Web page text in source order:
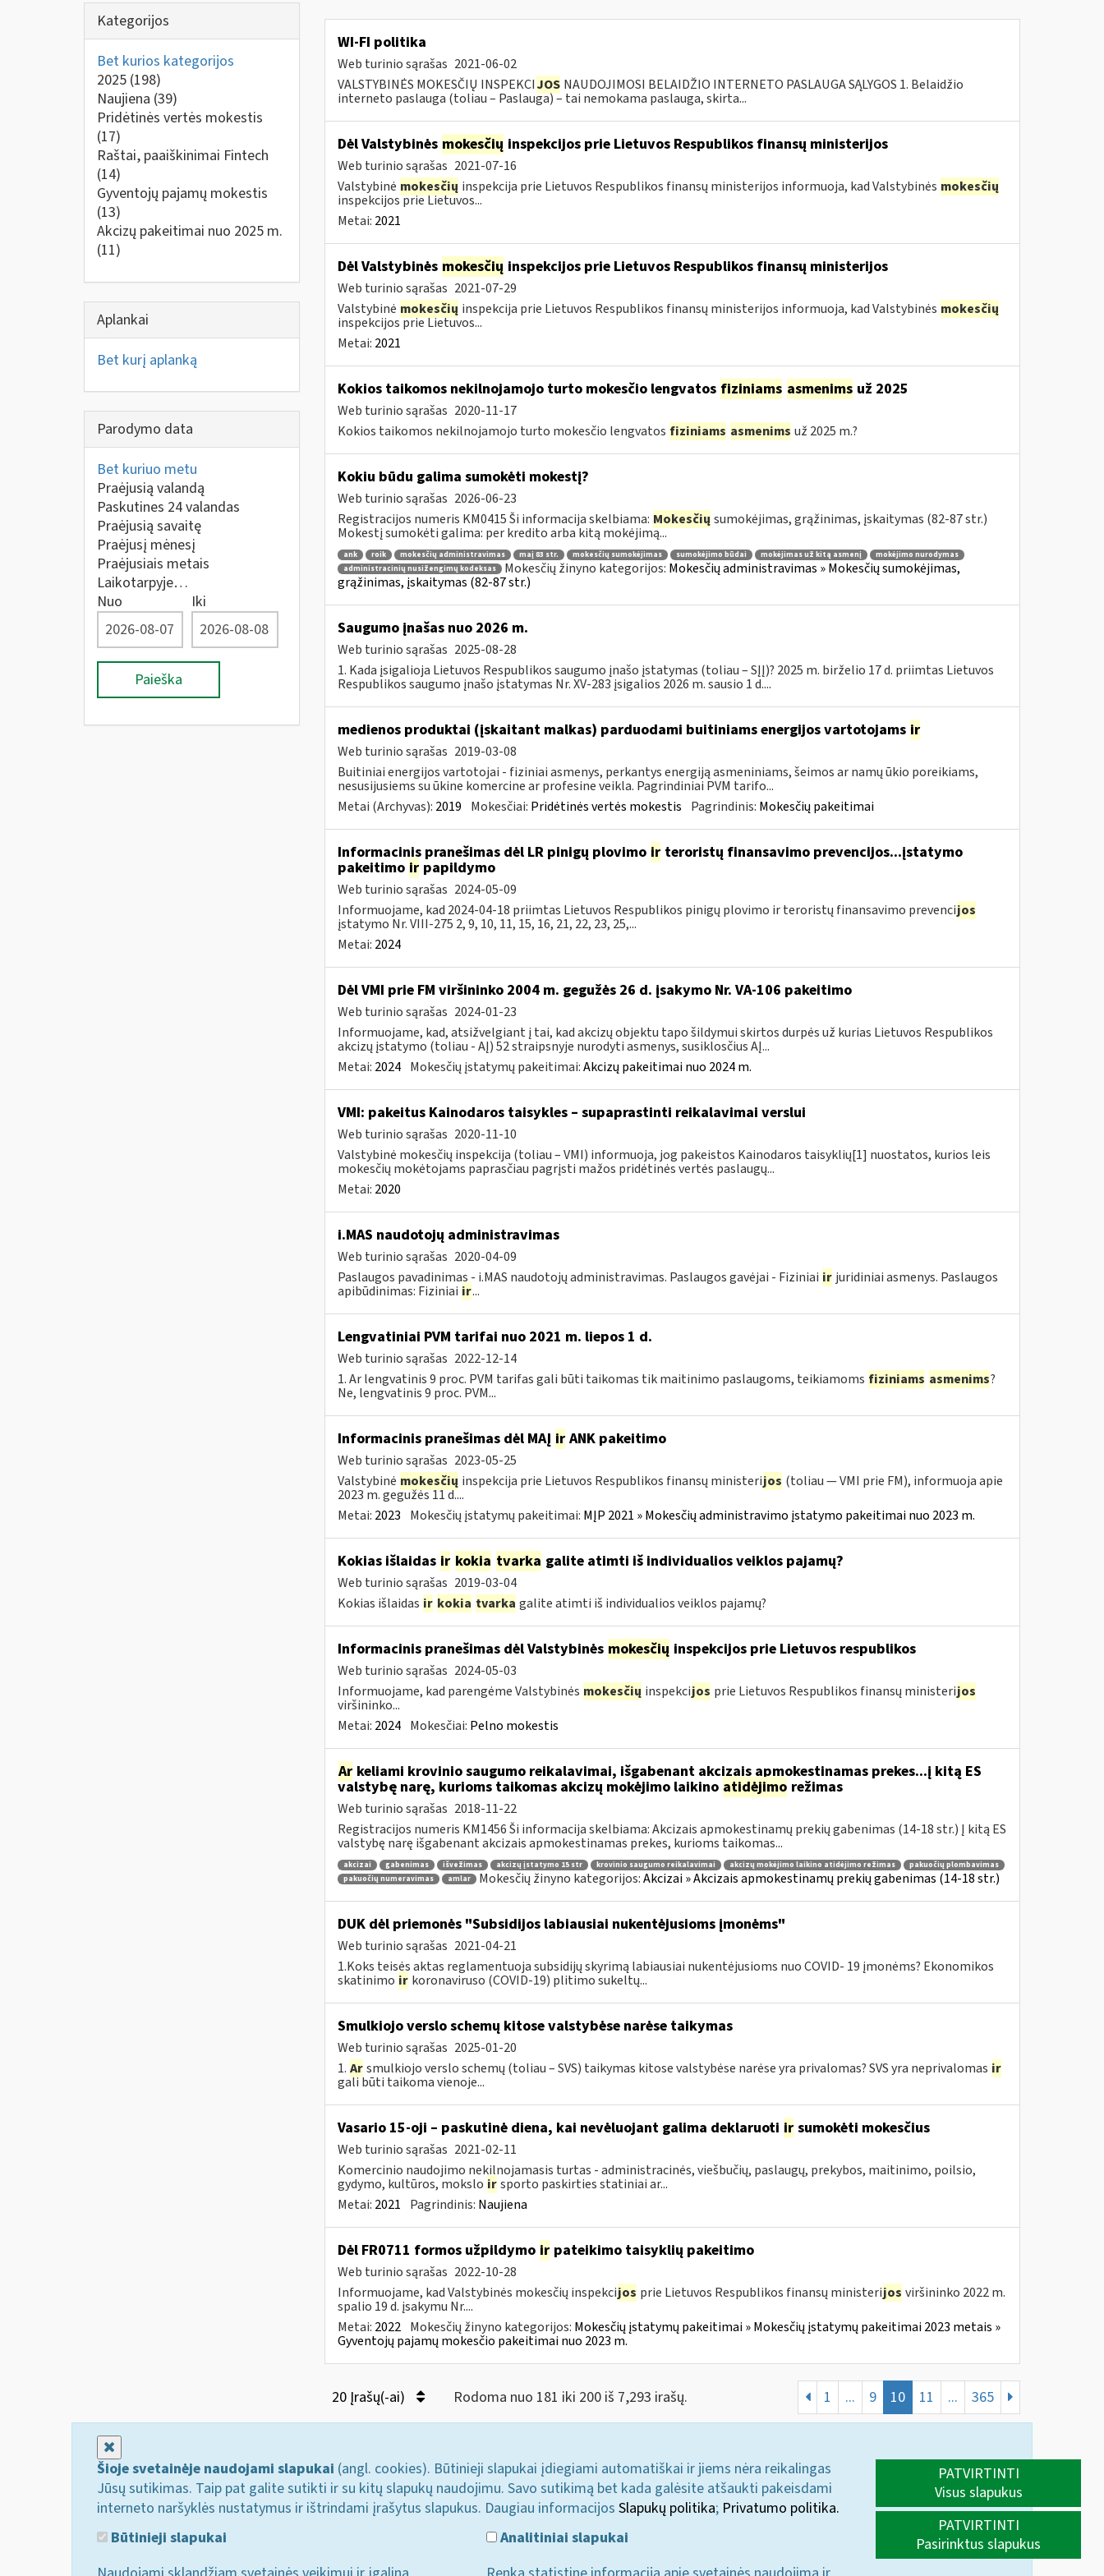
Kategorijos
Bet kurios kategorijos
2025 (198)
Naujiena (39)
Pridėtinės vertės mokestis
(17)
Raštai, paaiškinimai Fintech
(14)
Gyventojų pajamų mokestis
(13)
Akcizų pakeitimai nuo 2025 m.
(11)
Aplankai
Bet kurį aplanką
Parodymo data
Bet kuriuo metu
Praėjusią valandą
Paskutines 24 valandas
Praėjusią savaitę
Praėjusį mėnesį
Praėjusiais metais
Laikotarpyje…
Nuo
Iki
Paieška
WI-FI politika
Web turinio sąrašas 2021-06-02
VALSTYBINĖS MOKESČIŲ INSPEKCIJOS NAUDOJIMOSI BELAIDŽIO INTERNETO PASLAUGA SĄLYGOS 1. Belaidžio
interneto paslauga (toliau – Paslauga) – tai nemokama paslauga, skirta...
Dėl Valstybinės mokesčių inspekcijos prie Lietuvos Respublikos finansų ministerijos
Web turinio sąrašas 2021-07-16
Valstybinė mokesčių inspekcija prie Lietuvos Respublikos finansų ministerijos informuoja, kad Valstybinės mokesčių
inspekcijos prie Lietuvos...
Metai: 2021
Dėl Valstybinės mokesčių inspekcijos prie Lietuvos Respublikos finansų ministerijos
Web turinio sąrašas 2021-07-29
Valstybinė mokesčių inspekcija prie Lietuvos Respublikos finansų ministerijos informuoja, kad Valstybinės mokesčių
inspekcijos prie Lietuvos...
Metai: 2021
Kokios taikomos nekilnojamojo turto mokesčio lengvatos fiziniams asmenims už 2025
Web turinio sąrašas 2020-11-17
Kokios taikomos nekilnojamojo turto mokesčio lengvatos fiziniams asmenims už 2025 m.?
Kokiu būdu galima sumokėti mokestį?
Web turinio sąrašas 2026-06-23
Registracijos numeris KM0415 Ši informacija skelbiama: Mokesčių sumokėjimas, grąžinimas, įskaitymas (82-87 str.)
Mokestį sumokėti galima: per kredito arba kitą mokėjimą...
ank roik mokesčių administravimas maį 83 str. mokesčių sumokėjimas sumokėjimo būdai mokėjimas už kitą asmenį
mokėjimo nurodymas
administracinių nusižengimų kodeksas
Mokesčių žinyno kategorijos: Mokesčių administravimas » Mokesčių sumokėjimas,
grąžinimas, įskaitymas (82-87 str.)
Saugumo įnašas nuo 2026 m.
Web turinio sąrašas 2025-08-28
1. Kada įsigalioja Lietuvos Respublikos saugumo įnašo įstatymas (toliau – SĮĮ)? 2025 m. birželio 17 d. priimtas Lietuvos
Respublikos saugumo įnašo įstatymas Nr. XV-283 įsigalios 2026 m. sausio 1 d....
medienos produktai (įskaitant malkas) parduodami buitiniams energijos vartotojams ir
Web turinio sąrašas 2019-03-08
Buitiniai energijos vartotojai - fiziniai asmenys, perkantys energiją asmeniniams, šeimos ar namų ūkio poreikiams,
nesusijusiems su ūkine komercine ar profesine veikla. Pagrindiniai PVM tarifo...
Metai (Archyvas): 2019 Mokesčiai: Pridėtinės vertės mokestis Pagrindinis: Mokesčių pakeitimai
Informacinis pranešimas dėl LR pinigų plovimo irteroristų finansavimo prevencijos...įstatymo
pakeitimo irpapildymo
Web turinio sąrašas 2024-05-09
Informuojame, kad 2024-04-18 priimtas Lietuvos Respublikos pinigų plovimo ir teroristų finansavimo prevencijos
įstatymo Nr. VIII-275 2, 9, 10, 11, 15, 16, 21, 22, 23, 25,...
Metai: 2024
Dėl VMI prie FM viršininko 2004 m. gegužės 26 d. įsakymo Nr. VA-106 pakeitimo
Web turinio sąrašas 2024-01-23
Informuojame, kad, atsižvelgiant į tai, kad akcizų objektu tapo šildymui skirtos durpės už kurias Lietuvos Respublikos
akcizų įstatymo (toliau - AĮ) 52 straipsnyje nurodyti asmenys, susiklosčius AĮ...
Metai: 2024 Mokesčių įstatymų pakeitimai:Akcizų pakeitimai nuo 2024 m.
VMI: pakeitus Kainodaros taisykles – supaprastinti reikalavimai verslui
Web turinio sąrašas 2020-11-10
Valstybinė mokesčių inspekcija (toliau – VMI) informuoja, jog pakeistos Kainodaros taisyklių[1] nuostatos, kurios leis
mokesčių mokėtojams paprasčiau pagrįsti mažos pridėtinės vertės paslaugų...
Metai: 2020
i.MAS naudotojų administravimas
Web turinio sąrašas 2020-04-09
Paslaugos pavadinimas - i.MAS naudotojų administravimas. Paslaugos gavėjai - Fiziniai ir juridiniai asmenys. Paslaugos
apibūdinimas: Fiziniai ir...
Lengvatiniai PVM tarifai nuo 2021 m. liepos 1 d.
Web turinio sąrašas 2022-12-14
1. Ar lengvatinis 9 proc. PVM tarifas gali būti taikomas tik maitinimo paslaugoms, teikiamoms fiziniams asmenims?
Ne, lengvatinis 9 proc. PVM...
Informacinis pranešimas dėl MAĮ irANK pakeitimo
Web turinio sąrašas 2023-05-25
Valstybinė mokesčių inspekcija prie Lietuvos Respublikos finansų ministerijos (toliau — VMI prie FM), informuoja apie
2023 m. gegužės 11 d....
Metai: 2023 Mokesčių įstatymų pakeitimai: MĮP 2021 » Mokesčių administravimo įstatymo pakeitimai nuo 2023 m.
Kokias išlaidas ir kokia tvarka galite atimti iš individualios veiklos pajamų?
Web turinio sąrašas 2019-03-04
Kokias išlaidas ir kokia tvarka galite atimti iš individualios veiklos pajamų?
Informacinis pranešimas dėl Valstybinės mokesčių inspekcijos prie Lietuvos respublikos
Web turinio sąrašas 2024-05-03
Informuojame, kad parengėme Valstybinės mokesčių inspekcijos prie Lietuvos Respublikos finansų ministerijos
viršininko...
Metai: 2024 Mokesčiai: Pelno mokestis
Arkeliami krovinio saugumo reikalavimai, išgabenant akcizais apmokestinamas prekes...į kitą ES
valstybę narę, kurioms taikomas akcizų mokėjimo laikino atidėjimo režimas
Web turinio sąrašas 2018-11-22
Registracijos numeris KM1456 Ši informacija skelbiama: Akcizais apmokestinamų prekių gabenimas (14-18 str.) Į kitą ES
valstybę narę išgabenant akcizais apmokestinamas prekes, kurioms taikomas...
akcizai gabenimas išvežimas akcizų įstatymo 15 str krovinio saugumo reikalavimai akcizų mokėjimo laikino atidėjimo režimas
pakuočių plombavimas
pakuočių numeravimas
amlar Mokesčių žinyno kategorijos:Akcizai » Akcizais apmokestinamų prekių gabenimas (14-18 str.)
DUK dėl priemonės "Subsidijos labiausiai nukentėjusioms įmonėms"
Web turinio sąrašas 2021-04-21
1.Koks teisės aktas reglamentuoja subsidijų skyrimą labiausiai nukentėjusioms nuo COVID- 19 įmonėms? Ekonomikos
skatinimo ir koronaviruso (COVID-19) plitimo sukeltų...
Smulkiojo verslo schemų kitose valstybėse narėse taikymas
Web turinio sąrašas 2025-01-20
1. Ar smulkiojo verslo schemų (toliau – SVS) taikymas kitose valstybėse narėse yra privalomas? SVS yra neprivalomas ir
gali būti taikoma vienoje...
Vasario 15-oji – paskutinė diena, kai nevėluojant galima deklaruoti irsumokėti mokesčius
Web turinio sąrašas 2021-02-11
Komercinio naudojimo nekilnojamasis turtas - administracinės, viešbučių, paslaugų, prekybos, maitinimo, poilsio,
gydymo, kultūros, mokslo ir sporto paskirties statiniai ar...
Metai: 2021 Pagrindinis: Naujiena
Dėl FR0711 formos užpildymo irpateikimo taisyklių pakeitimo
Web turinio sąrašas 2022-10-28
Informuojame, kad Valstybinės mokesčių inspekcijos prie Lietuvos Respublikos finansų ministerijos viršininko 2022 m.
spalio 19 d. įsakymu Nr....
Metai: 2022 Mokesčių žinyno kategorijos: Mokesčių įstatymų pakeitimai » Mokesčių įstatymų pakeitimai 2023 metais »
Gyventojų pajamų mokesčio pakeitimai nuo 2023 m.
20 Įrašų(-ai) Rodoma nuo 181 iki 200 iš 7,293 irašų. 1 ... 9 10 11 ... 365
Šioje svetainėje naudojami slapukai (angl. cookies). Būtinieji slapukai įdiegiami automatiškai ir jiems nėra reikalingas
Jūsų sutikimas. Taip pat galite sutikti ir su kitų slapukų naudojimu. Savo sutikimą bet kada galėsite atšaukti pakeisdami
interneto naršyklės nustatymus ir ištrindami įrašytus slapukus. Daugiau informacijos Slapukų politika; Privatumo politika.
Būtinieji slapukai
Analitiniai slapukai
PATVIRTINTI
Visus slapukus
PATVIRTINTI
Pasirinktus slapukus